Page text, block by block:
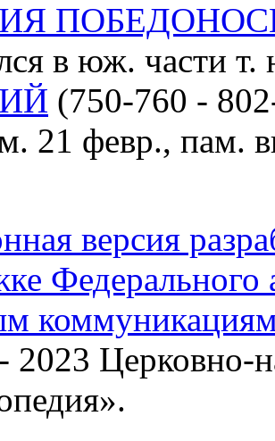
в юж. части
(750-760 -
21 февр., пам.
версия
Федерального
2023 Церковно-